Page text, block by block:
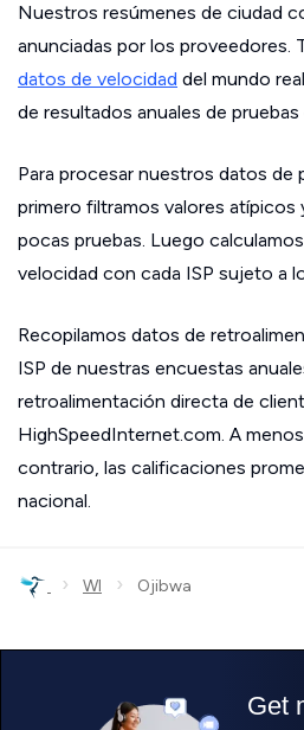
Nuestros resúmenes de ciudad
anunciadas por los proveedores.
datos de velocidad del mundo
de resultados anuales de
Para procesar nuestros datos de
primero filtramos valores
pocas pruebas. Luego
velocidad con cada ISP sujeto a
Recopilamos datos de
ISP de nuestras encuestas
retroalimentación directa de
HighSpeedInternet.com. A
contrario, las calificaciones
nacional.
› WI › Ojibwa